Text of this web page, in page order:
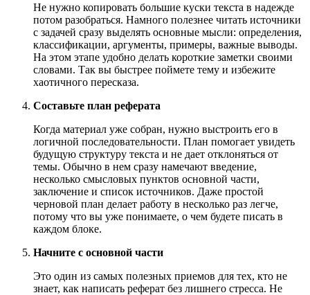
Не нужно копировать большие куски текста в надежде
потом разобраться. Намного полезнее читать источники
с задачей сразу выделять основные мысли: определения,
классификации, аргументы, примеры, важные выводы.
На этом этапе удобно делать короткие заметки своими
словами. Так вы быстрее поймете тему и избежите
хаотичного пересказа.
Составьте план реферата
Когда материал уже собран, нужно выстроить его в
логичной последовательности. План помогает увидеть
будущую структуру текста и не дает отклоняться от
темы. Обычно в нем сразу намечают введение,
несколько смысловых пунктов основной части,
заключение и список источников. Даже простой
черновой план делает работу в несколько раз легче,
потому что вы уже понимаете, о чем будете писать в
каждом блоке.
Начните с основной части
Это один из самых полезных приемов для тех, кто не
знает, как написать реферат без лишнего стресса. Не